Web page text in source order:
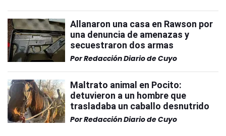
Allanaron una casa en Rawson por
una denuncia de amenazas y
secuestraron dos armas
PorRedacción Diario de Cuyo
Maltrato animal en Pocito:
detuvieron a un hombre que
trasladaba un caballo desnutrido
PorRedacción Diario de Cuyo